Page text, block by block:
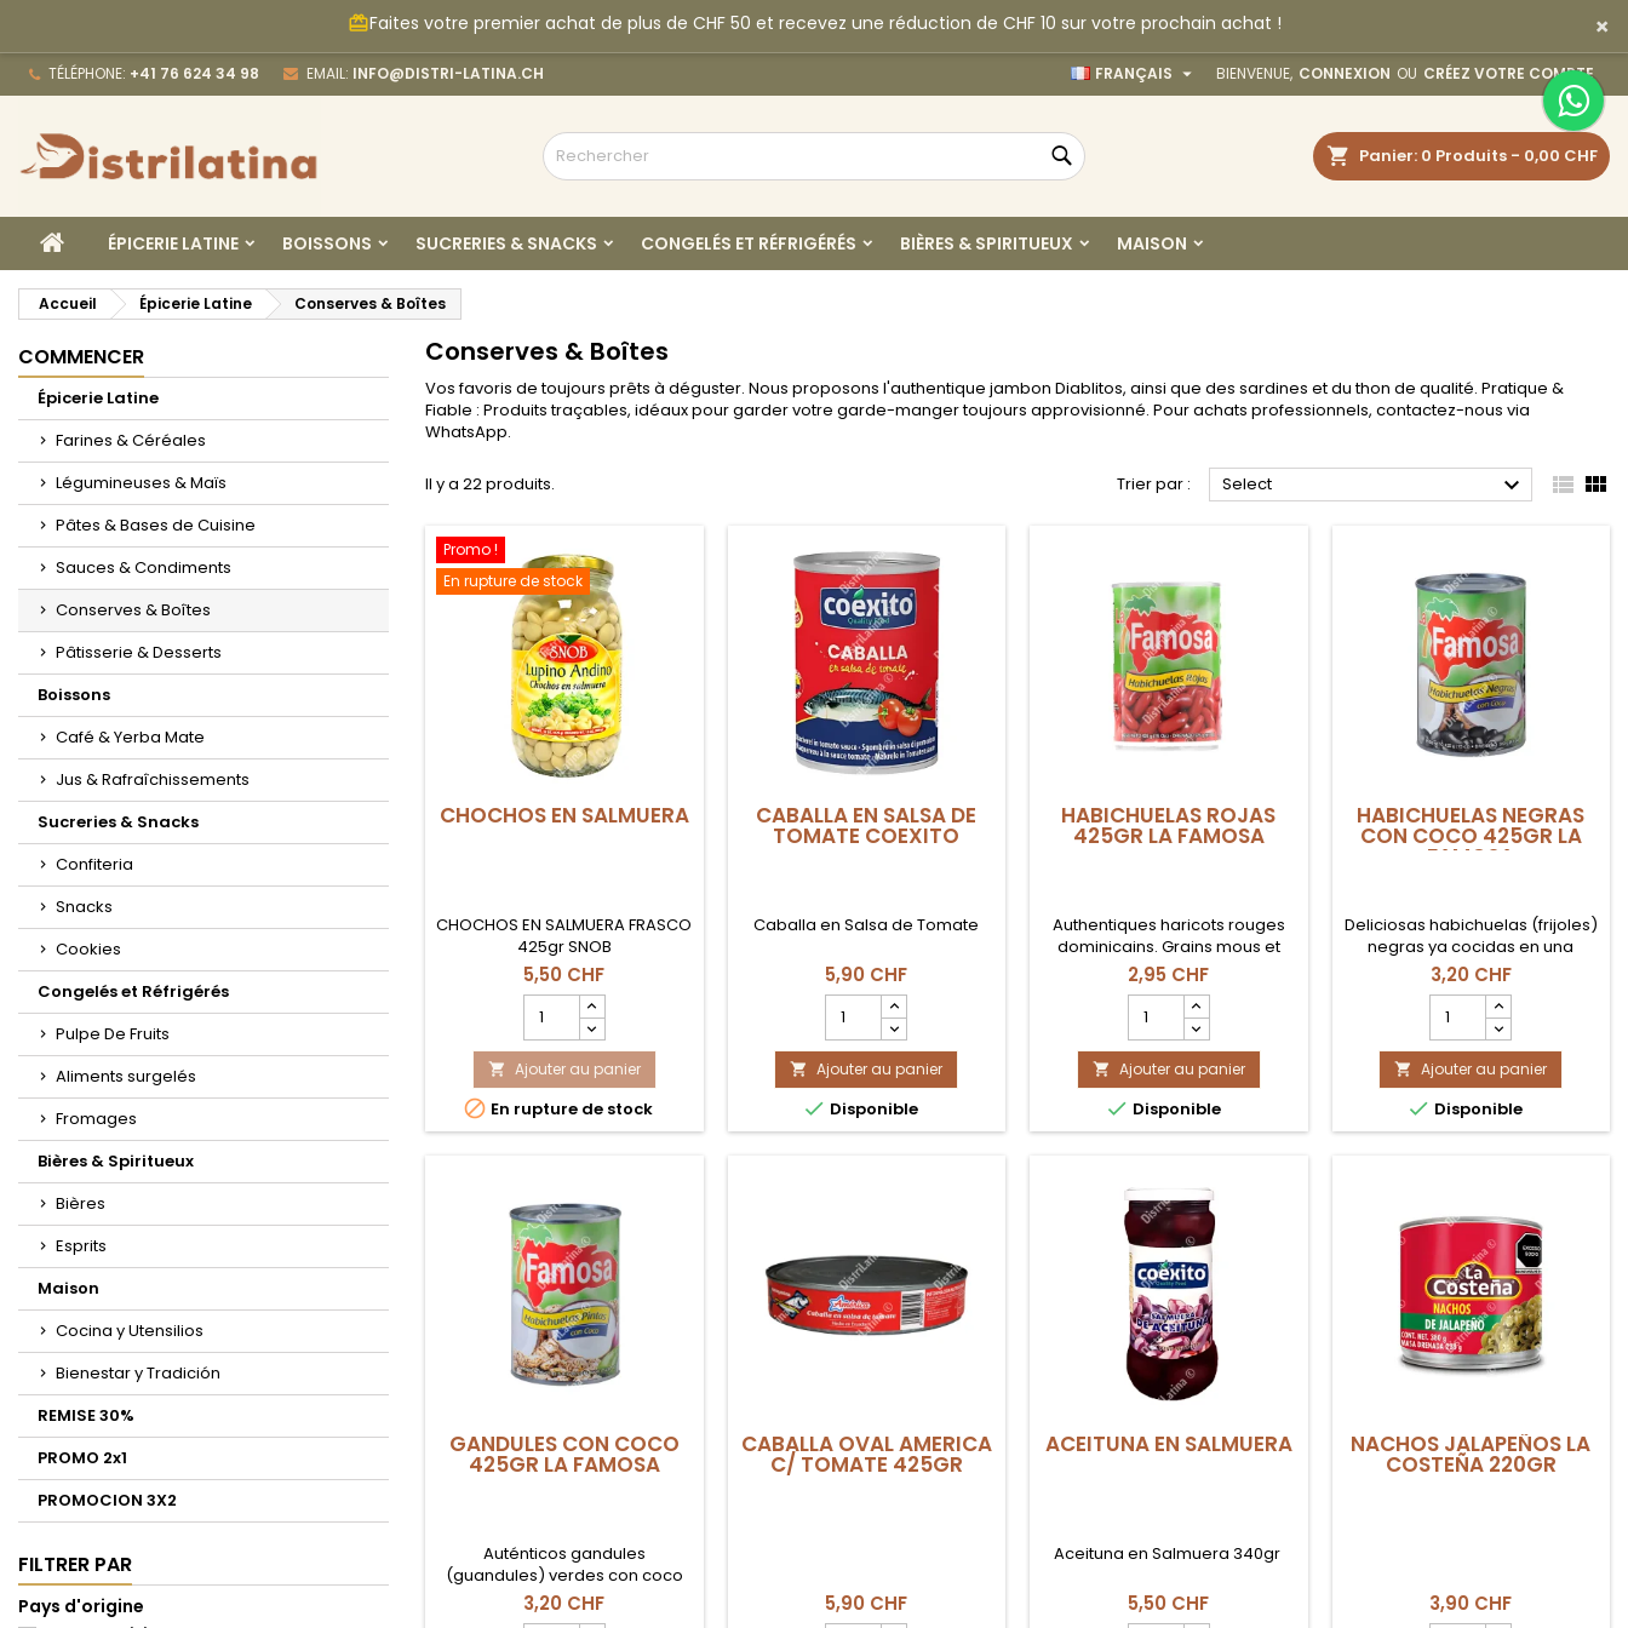
card_giftcardFaites votre premier achat de plus de CHF 50 et recevez une réduction de CHF 10 sur votre prochain achat ! ×
TÉLÉPHONE: +41 76 624 34 98 EMAIL: INFO@DISTRI-LATINA.CH BIENVENUE, CONNEXION OU CRÉEZ VOTRE COMPTE
FRANÇAIS 
Panier 0 Produits - 0,00 CHF
Rechercher
ACCUEILÉPICERIE LATINE BOISSONS SUCRERIES & SNACKS CONGELÉS ET RÉFRIGÉRÉS BIÈRES & SPIRITUEUX MAISON
Accueil Épicerie Latine Conserves & Boîtes
COMMENCER
Épicerie Latine
Farines & Céréales
Légumineuses & Maïs
Pâtes & Bases de Cuisine
Sauces & Condiments
Conserves & Boîtes
Pâtisserie & Desserts
Boissons
Café & Yerba Mate
Jus & Rafraîchissements
Sucreries & Snacks
Confiteria
Snacks
Cookies
Congelés et Réfrigérés
Pulpe De Fruits
Aliments surgelés
Fromages
Bières & Spiritueux
Bières
Esprits
Maison
Cocina y Utensilios
Bienestar y Tradición
REMISE 30%
PROMO 2x1
PROMOCION 3X2
FILTRER PAR
Pays d'origine
Conserves & Boîtes
Vos favoris de toujours prêts à déguster. Nous proposons l'authentique jambon Diablitos, ainsi que des sardines et du thon de qualité. Pratique &
Fiable : Produits traçables, idéaux pour garder votre garde-manger toujours approvisionné. Pour achats professionnels, contactez-nous via
WhatsApp.
Il y a 22 produits. Trier par : Select   
Promo !
En rupture de stock
CHOCHOS EN SALMUERA
CHOCHOS EN SALMUERA FRASCO
425gr SNOB
5,50 CHF
quantité
du
produit
CHOCHOS
EN
SALMUERA
 Ajouter au panier
 En rupture de stock
CABALLA EN SALSA DE
TOMATE COEXITO
Caballa en Salsa de Tomate
5,90 CHF
quantité
du
produit
CABALLA
EN
SALSA
 Ajouter au panier
 Disponible
HABICHUELAS ROJAS
425GR LA FAMOSA
Authentiques haricots rouges
dominicains. Grains mous et
entiers, prêts à consommer. La
base parfaite pour préparer un
Moro, des ragoûts ou les
traditionnelles Habichuelas con
Dulce.
2,95 CHF
quantité
du
produit
HABICHUELAS
ROJAS
425gr
 Ajouter au panier
 Disponible
HABICHUELAS NEGRAS
CON COCO 425GR LA
FAMOSA
Deliciosas habichuelas (frijoles)
negras ya cocidas en una
cremosa leche de coco. De la
marca dominicana La Famosa.
Lata de 425gr.
3,20 CHF
quantité
du
produit
HABICHUELAS
NEGRAS
CON
FAMOSA
 Ajouter au panier
 Disponible
GANDULES CON COCO
425GR LA FAMOSA
Auténticos gandules
(guandules) verdes con coco
de la marca La Famosa. La base
perfecta para tu moro o arroz
3,20 CHF
CABALLA OVAL AMERICA
C/ TOMATE 425GR
5,90 CHF
ACEITUNA EN SALMUERA
Aceituna en Salmuera 340gr
5,50 CHF
NACHOS JALAPEÑOS LA
COSTEÑA 220GR
3,90 CHF
My wishlists ×
Create new list
((modalTitle)) ×
((confirmMessage))
Créer une liste d'envies ×
Nom de la liste d'envies
Annuler Créer une liste d'envies
Connexion ×
Vous devez être connecté pour ajouter des produits à votre liste
d'envies.
Annuler